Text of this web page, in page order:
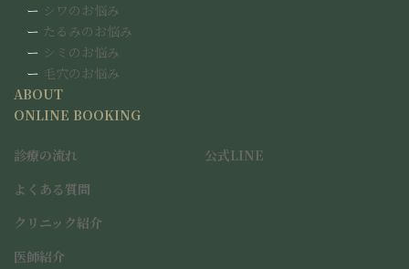
ー シワのお悩み
ー たるみのお悩み
ー シミのお悩み
ー 毛穴のお悩み
ABOUT
ONLINE BOOKING
診療の流れ
よくある質問
クリニック紹介
医師紹介
公式LINE